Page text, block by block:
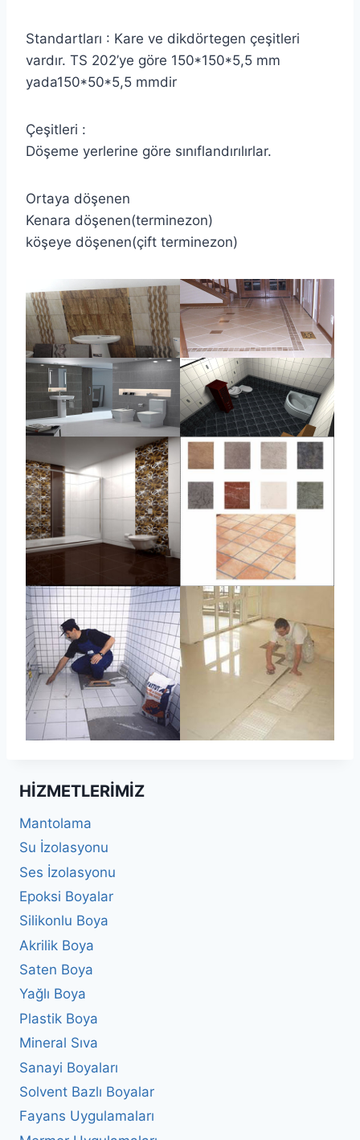
Standartları : Kare ve dikdörtegen çeşitleri
vardır. TS 202’ye göre 150*150*5,5 mm
yada150*50*5,5 mmdir
Çeşitleri :
Döşeme yerlerine göre sınıflandırılırlar.
Ortaya döşenen
Kenara döşenen(terminezon)
köşeye döşenen(çift terminezon)
HIZMETLERIMIZ
Mantolama
Su İzolasyonu
Ses İzolasyonu
Epoksi Boyalar
Silikonlu Boya
Akrilik Boya
Saten Boya
Yağlı Boya
Plastik Boya
Mineral Sıva
Sanayi Boyaları
Solvent Bazlı Boyalar
Fayans Uygulamaları